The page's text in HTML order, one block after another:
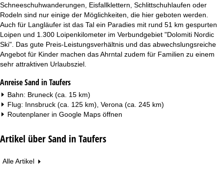
Schneeschuhwanderungen, Eisfallklettern, Schlittschuhlaufen oder
Rodeln sind nur einige der Möglichkeiten, die hier geboten werden.
Auch für Langläufer ist das Tal ein Paradies mit rund 51 km gespurten
Loipen und 1.300 Loipenkilometer im Verbundgebiet "Dolomiti Nordic
Ski". Das gute Preis-Leistungsverhältnis und das abwechslungsreiche
Angebot für Kinder machen das Ahrntal zudem für Familien zu einem
sehr attraktiven Urlaubsziel.
Anreise Sand in Taufers
Bahn: Bruneck (ca. 15 km)
Flug: Innsbruck (ca. 125 km), Verona (ca. 245 km)
Routenplaner in Google Maps öffnen
Artikel über Sand in Taufers
Alle Artikel